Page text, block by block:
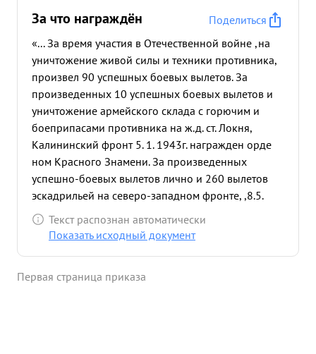
За что награждён
Поделиться
«... За время участия в Отечественной войне ,на
уничтожение живой силы и техники противника,
произвел 90 успешных боевых вылетов. За
произведенных 10 успешных боевых вылетов и
уничтожение армейского склада с горючим и
боеприпасами противника на ж.д. ст. Локня,
Калининский фронт 5. 1. 1943г. награжден орде
ном Красного Знамени. За произведенных
успешно-боевых вылетов лично и 260 вылетов
эскадрильей на северо-западном фронте, ,8.5.
1943г. награжден орденом Отечественной войны
1-й Степени. После получения 2-й награды
имея 4 боевых потери. Участвуя в боевых
Текст распознан автоматически
Показать исходный документ
Первая страница приказа